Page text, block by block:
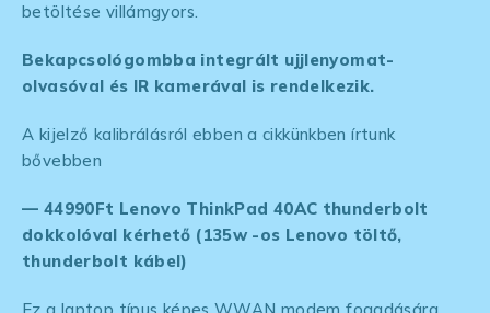
betöltése villámgyors.
Bekapcsológombba integrált ujjlenyomat-
olvasóval és IR kamerával is rendelkezik.
A kijelző kalibrálásról ebben a cikkünkben írtunk
bővebben
— 44990Ft Lenovo ThinkPad 40AC thunderbolt
dokkolóval kérhető (135w -os Lenovo töltő,
thunderbolt kábel)